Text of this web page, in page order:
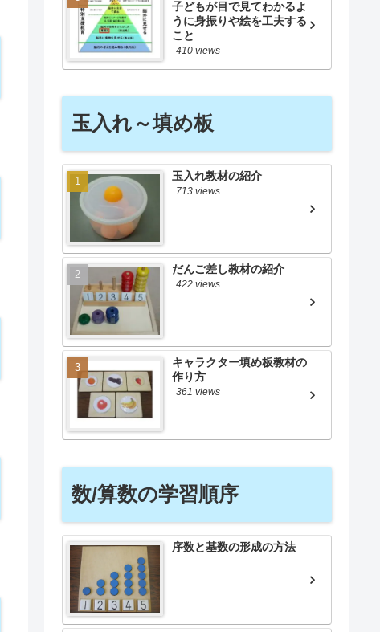
子どもが目で見てわかるよ
うに身振りや絵を工夫する
こと
410 views
玉入れ～填め板
玉入れ教材の紹介
713 views
だんご差し教材の紹介
422 views
キャラクター填め板教材の
作り方
361 views
数/算数の学習順序
序数と基数の形成の方法